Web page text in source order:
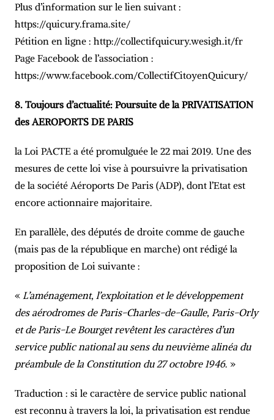
Plus d’information sur le lien suivant :
https://quicury.frama.site/
Pétition en ligne : http://collectifquicury.wesigh.it/fr
Page Facebook de l’association :
https://www.facebook.com/CollectifCitoyenQuicury/
8. Toujours d’actualité: Poursuite de la PRIVATISATION
des AEROPORTS DE PARIS
la Loi PACTE a été promulguée le 22 mai 2019. Une des
mesures de cette loi vise à poursuivre la privatisation
de la société Aéroports De Paris (ADP), dont l’Etat est
encore actionnaire majoritaire.
En parallèle, des députés de droite comme de gauche
(mais pas de la république en marche) ont rédigé la
proposition de Loi suivante :
« L’aménagement, l’exploitation et le développement
des aérodromes de Paris-Charles-de-Gaulle, Paris-Orly
et de Paris-Le Bourget revêtent les caractères d’un
service public national au sens du neuvième alinéa du
préambule de la Constitution du 27 octobre 1946. »
Traduction : si le caractère de service public national
est reconnu à travers la loi, la privatisation est rendue